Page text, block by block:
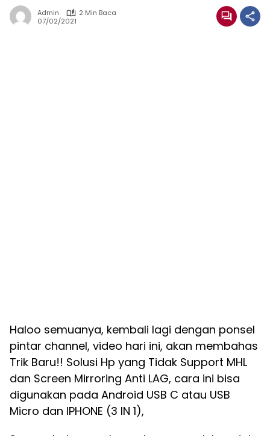
Admin
2 Min Baca
07/02/2021
Haloo semuanya, kembali lagi dengan ponsel
pintar channel, video hari ini, akan membahas
Trik Baru!! Solusi Hp yang Tidak Support MHL
dan Screen Mirroring Anti LAG, cara ini bisa
digunakan pada Android USB C atau USB
Micro dan IPHONE (3 IN 1),